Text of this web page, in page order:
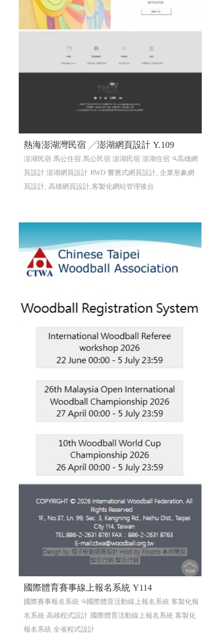
熱海澎湖灣民宿 ╱澎湖網頁設計 Y.109
澎湖民宿 馬公住宿 馬公民宿 澎湖民宿 澎湖住宿
高雄網
頁設計 澎湖網頁設計 RWD 響應式網頁設計, 企業形象網
頁設計, 高雄網頁設計,客製化網站管理後台
國際體育賽事線上報名系統 Y114
國際賽事報名系統
國際體育活動線上報名系統 客製化報
名系統 高雄程式設計 國際體育活動線上報名系統 客製化
報名系統 全省程式設計